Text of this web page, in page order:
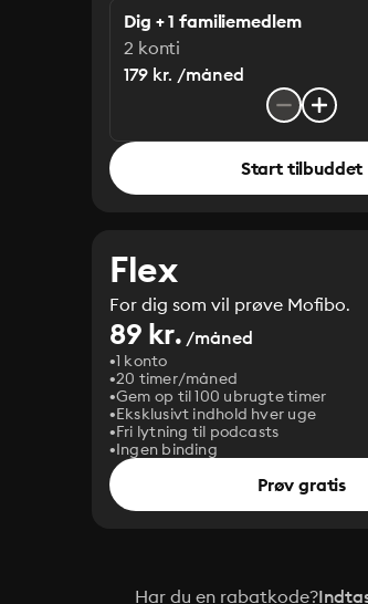
Dig + 1 familiemedlem
2 konti
179 kr. /måned
Start tilbuddet
Flex
For dig som vil prøve Mofibo.
89 kr. /måned
1 konto
20 timer/måned
Gem op til 100 ubrugte timer
Eksklusivt indhold hver uge
Fri lytning til podcasts
Ingen binding
Prøv gratis
Har du en rabatkode?